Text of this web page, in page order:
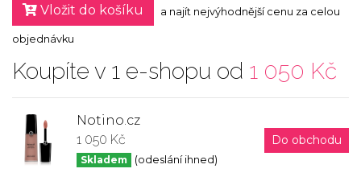
Vložit do košíku a najít nejvýhodnější cenu za celou
objednávku
Koupíte v 1 e-shopu od 1 050 Kč
Notino.cz
1 050 Kč
Skladem (odeslání ihned)
Do obchodu